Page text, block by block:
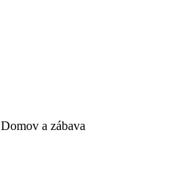
Domov a zábava